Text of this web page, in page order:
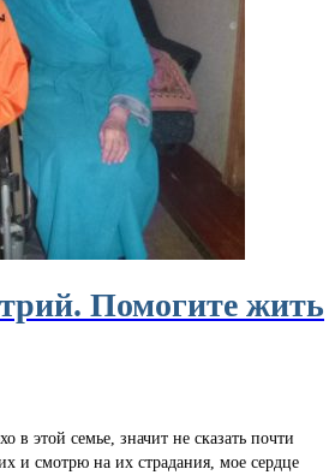
Помогите жить
в этой семье, значит не сказать почти
и смотрю на их страдания, мое сердце